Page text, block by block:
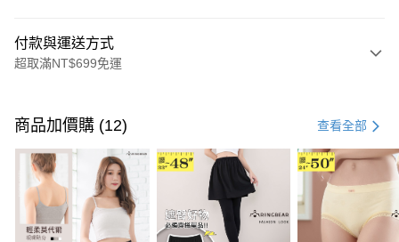
付款與運送方式
超取滿NT$699免運
信用卡一次付款
超商取貨付款
LINE Pay
Apple Pay
商品加價購 (12) 查看全部